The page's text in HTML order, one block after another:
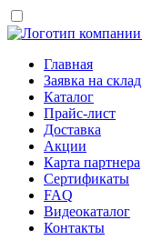
Главная
Заявка на склад
Каталог
Прайс-лист
Доставка
Акции
Карта партнера
Сертификаты
FAQ
Видеокаталог
Контакты